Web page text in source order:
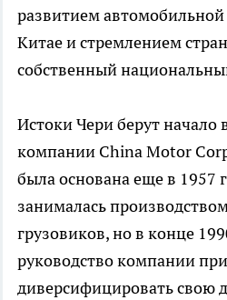
развитием
Китае и стремлением
собственный
Истоки Чери берут начало
компании China Motor
была основана еще в 1957
занималась
грузовиков, но в конце
руководство компании
диверсифицировать свою